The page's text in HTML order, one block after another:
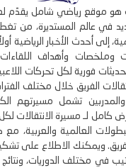
موقع رياضي شامل يقدّم
في عالم المستديرة، من
إلى أحدث الأخبار الرياضية
وملخصات وأهداف
فورية لكل تحركات
الفريق خلال مختلف
تشمل مسيرتهم
كامل لـ مسيرة الانتقالات
العالمية والعربية، مع
ويمكنك الاطلاع على
في مختلف الدوريات،